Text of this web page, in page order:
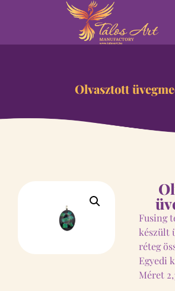
Olvasztott
Fusing
készült
réteg
Egyedi
Méret